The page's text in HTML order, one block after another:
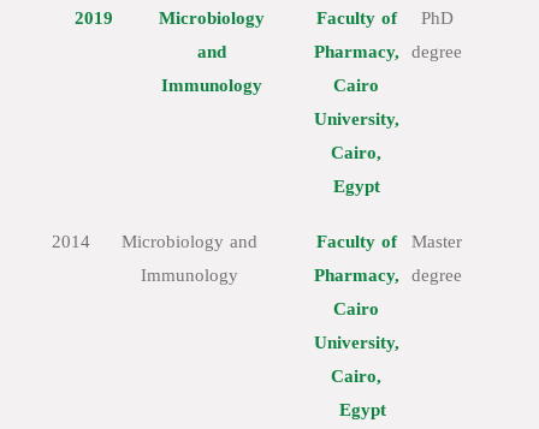
PhD
degree
Faculty of
Pharmacy,
Cairo
University,
Cairo,
Egypt
Microbiology
and
Immunology
2019
Master
degree
Faculty of
Pharmacy,
Cairo
University,
Cairo,
Egypt
Microbiology and
Immunology
2014